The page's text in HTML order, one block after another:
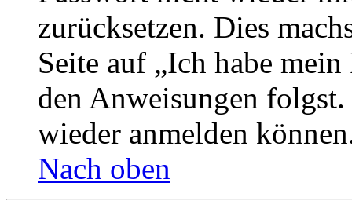
zurücksetzen. Dies
Seite auf „Ich habe
den Anweisungen
wieder anmelden
Nach oben